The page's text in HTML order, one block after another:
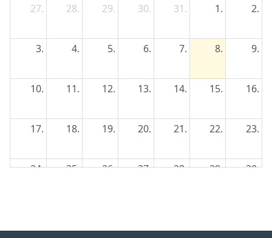
27.
28. 29. 30. 31. 1. 2.
3. 4. 5. 6. 7. 8. 9.
10. 11. 12. 13. 14. 15. 16.
17. 18. 19. 20. 21. 22. 23.
24. 25. 26. 27. 28. 29. 30.